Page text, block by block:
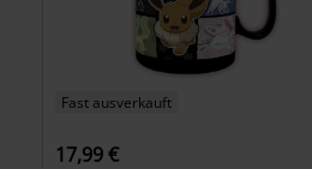
Fast ausverkauft
17,99 €